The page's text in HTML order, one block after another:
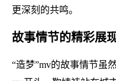
更深刻的共鸣。
故事情节的精彩展
“造梦”mv的故事情节虽